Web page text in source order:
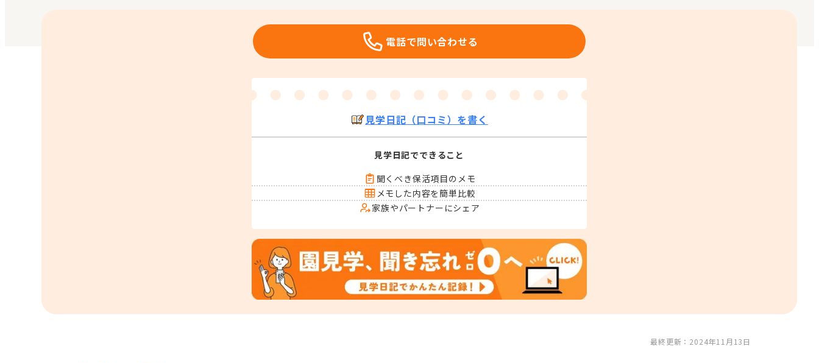
電話で問い合わせる
見学日記（口コミ）を書く
見学日記でできること
聞くべき保活項目のメモ
メモした内容を簡単比較
家族やパートナーにシェア
最終更新：2024年11月13日